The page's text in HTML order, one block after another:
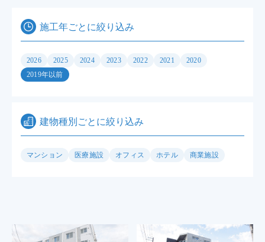
施工年ごとに絞り込み
2026 2025 2024 2023 2022 2021
2020
2019年以前
建物種別ごとに絞り込み
マンション 医療施設 オフィス ホテル 商業施設